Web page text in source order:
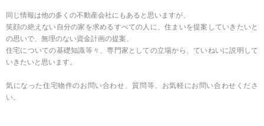
同じ情報は他の多くの不動産会社にもあると思いますが、
笑顔の絶えない自分の家を求めるすべての人に、住まいを提案していきたいと
の思いで、無理のない資金計画の提案、
住宅についての基礎知識等々、専門家としての立場から、ていねいに説明して
いきたいと思います。
気になった住宅物件のお問い合わせ、質問等、お気軽にお問い合わせくださ
い。